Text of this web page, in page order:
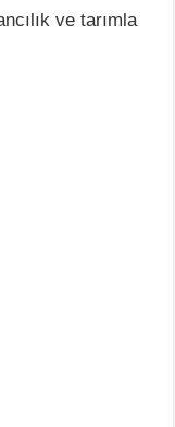
ve tarımla